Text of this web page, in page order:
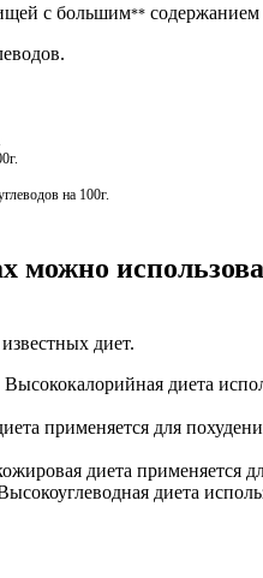
с большим**содержанием
на 100г.
можно
диет.
Высококалорийная диета
применяется для
диета применяется
диета